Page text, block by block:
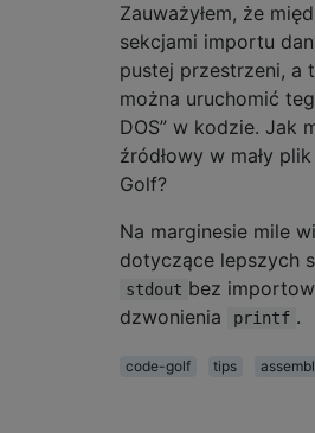
Zauważyłem, że
sekcjami importu
pustej przestrzeni, a
można uruchomić
DOS” w kodzie. Jak
źródłowy w mały
Golf?
Na marginesie mile
dotyczące lepszych
stdout bez
dzwonienia
printf .
code-golf tips